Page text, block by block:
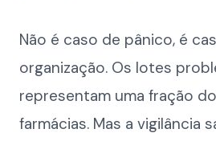
Não é caso de pânico, é
organização. Os lotes
representam uma fração
farmácias. Mas a vigilância